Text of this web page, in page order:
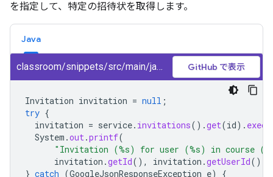
を指定して、特定の招待状を取得します。
Java
classroom/snippets/src/main/java/GetInvitation.java GitHub で表示
Invitation invitation = null ;
try {
invitation = service. invitations().get(id).
System .out.printf(
"Invitation (%s) for user (%s) in course
invitation .getId(), invitation .getUserId(),
} catch (GoogleJsonResponseException e) {